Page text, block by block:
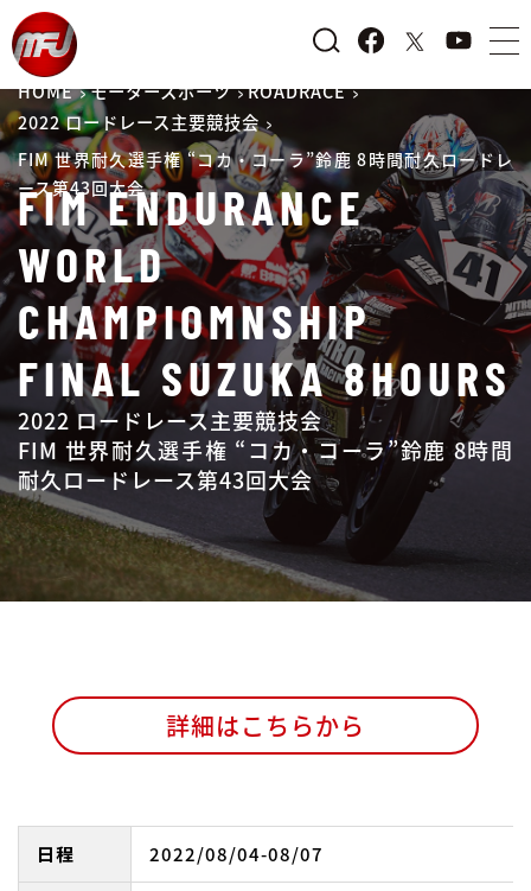
HOME モータースポーツ
ROADRACE
2022 ロードレース主要競技会
FIM 世界耐久選手権 “コカ・コーラ”鈴鹿 8時間耐久ロードレ
ース第43回大会
FIM ENDURANCE
WORLD
CHAMPIOMNSHIP
FINAL SUZUKA 8HOURS
2022 ロードレース主要競技会
FIM 世界耐久選手権 “コカ・コーラ”鈴鹿 8時間
耐久ロードレース第43回大会
詳細はこちらから
日程 2022/08/04-08/07